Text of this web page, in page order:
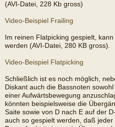
(AVI-Datei, 228 Kb gross)
Video-Beispiel Frailing
Im reinen Flatpicking gespielt,
werden (AVI-Datei, 280 KB gross).
Video-Beispiel Flatpicking
Schließlich ist es noch möglich,
Diskant auch die Bassnoten
einer Aufwärtsbewegung
könnten beispielsweise die
Saite sowie von D nach E auf der
auch so gespielt werden, daß